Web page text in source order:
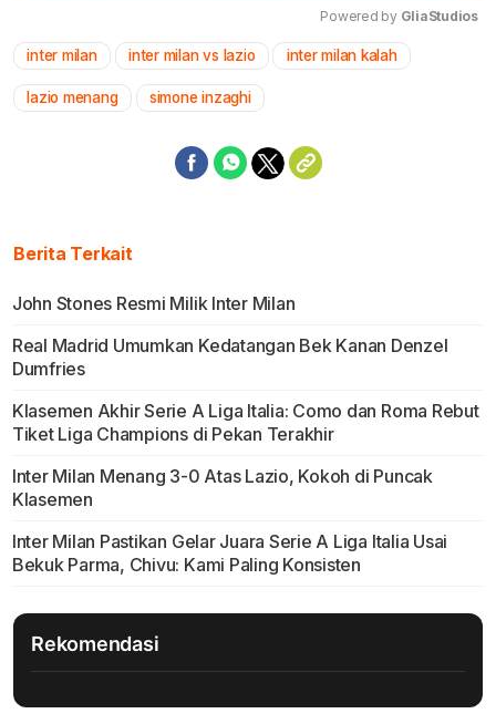
Mute
Powered by GliaStudios
inter milan inter milan vs lazio inter milan kalah
lazio menang simone inzaghi
Berita Terkait
John Stones Resmi Milik Inter Milan
Real Madrid Umumkan Kedatangan Bek Kanan Denzel
Dumfries
Klasemen Akhir Serie A Liga Italia: Como dan Roma Rebut
Tiket Liga Champions di Pekan Terakhir
Inter Milan Menang 3-0 Atas Lazio, Kokoh di Puncak
Klasemen
Inter Milan Pastikan Gelar Juara Serie A Liga Italia Usai
Bekuk Parma, Chivu: Kami Paling Konsisten
Rekomendasi